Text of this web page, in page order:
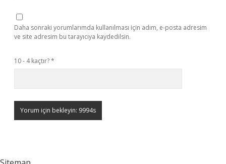
Daha sonraki yorumlarımda kullanılması için adım, e-posta adresim
ve site adresim bu tarayıcıya kaydedilsin.
10 - 4 kaçtır?*